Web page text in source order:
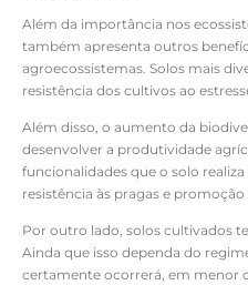
Além da importância nos
também apresenta outros
agroecossistemas. Solos mais
resistência dos cultivos ao
Além disso, o aumento da
desenvolver a produtividade
funcionalidades que o solo
resistência às pragas e
Por outro lado, solos cultivados
Ainda que isso dependa do
certamente ocorrerá, em menor